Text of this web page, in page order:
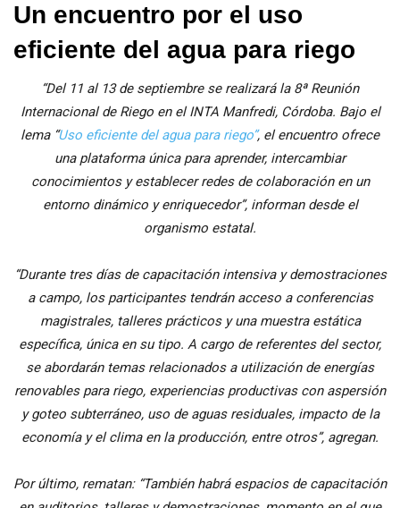
Un encuentro por el uso
eficiente del agua para riego
“Del 11 al 13 de septiembre se realizará la 8ª Reunión
Internacional de Riego en el INTA Manfredi, Córdoba. Bajo el
lema “Uso eficiente del agua para riego”, el encuentro ofrece
una plataforma única para aprender, intercambiar
conocimientos y establecer redes de colaboración en un
entorno dinámico y enriquecedor”, informan desde el
organismo estatal.
“Durante tres días de capacitación intensiva y demostraciones
a campo, los participantes tendrán acceso a conferencias
magistrales, talleres prácticos y una muestra estática
específica, única en su tipo. A cargo de referentes del sector,
se abordarán temas relacionados a utilización de energías
renovables para riego, experiencias productivas con aspersión
y goteo subterráneo, uso de aguas residuales, impacto de la
economía y el clima en la producción, entre otros”, agregan.
Por último, rematan: “También habrá espacios de capacitación